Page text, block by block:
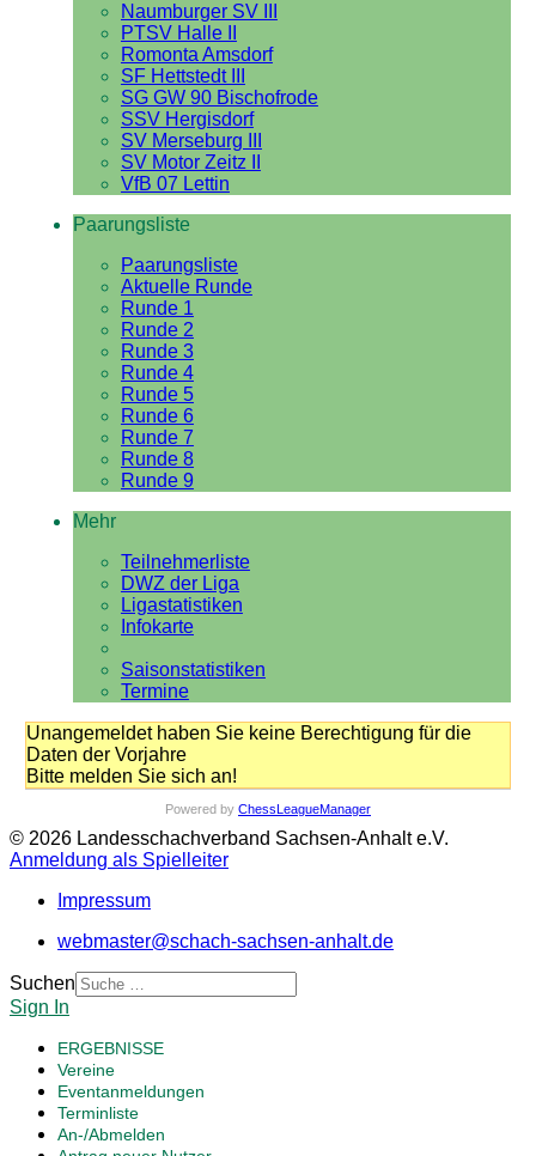
Naumburger SV III
PTSV Halle II
Romonta Amsdorf
SF Hettstedt III
SG GW 90 Bischofrode
SSV Hergisdorf
SV Merseburg III
SV Motor Zeitz II
VfB 07 Lettin
Paarungsliste
Paarungsliste
Aktuelle Runde
Runde 1
Runde 2
Runde 3
Runde 4
Runde 5
Runde 6
Runde 7
Runde 8
Runde 9
Mehr
Teilnehmerliste
DWZ der Liga
Ligastatistiken
Infokarte
Saisonstatistiken
Termine
Unangemeldet haben Sie keine Berechtigung für die
Daten der Vorjahre
Bitte melden Sie sich an!
Powered by ChessLeagueManager
© 2026 Landesschachverband Sachsen-Anhalt e.V.
Anmeldung als Spielleiter
Impressum
webmaster@schach-sachsen-anhalt.de
Suchen
Sign In
ERGEBNISSE
Vereine
Eventanmeldungen
Terminliste
An-/Abmelden